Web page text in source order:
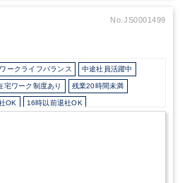
スキルを身につけることができま
体制が整っているため、安心して業
。実際に、働きながら資格を取得し
No.JS0001499
ワークライフバランス 中途社員活躍中
宅ワーク制度あり 残業20時間未満
OK 16時以前退社OK